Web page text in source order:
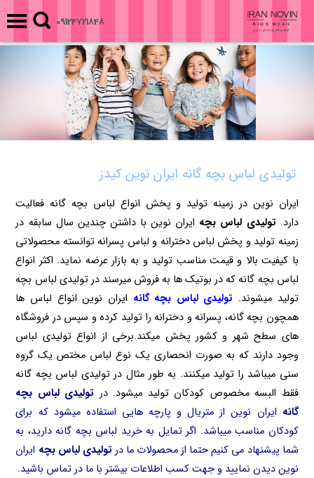
09124721848
تولیدی لباس بچه گانه ایران نوین کیدز
ایران نوین در زمینه تولید و پخش انواع لباس بچه گانه فعالیت
دارد. تولیدی لباس بچه ایران نوین با داشتن چندین سال سابقه در
زمینه تولید و پخش لباس دخترانه و لباس پسرانه توانسته محصولاتی
با کیفیت بالا و قیمت مناسب تولید و به بازار عرضه نماید. اکثر انواع
لباس بچه گانه که در بوتیک ها به فروش میرسند در تولیدی لباس بچه
تولید میشوند. تولیدی لباس بچه گانه ایران نوین انواع لباس ها
همچون بچه گانه، پسرانه و دخترانه را تولید کرده و سپس در فروشگاه
های سطح شهر و کشور پخش میکند.برخی از انواع تولیدی لباس
وجود دارند که به صورت انحصاری یک نوع لباس مختص یک گروه
سنی میباشد را تولید میکنند. به طور مثال در تولیدی لباس بچه گانه
فقط البسه مخصوص کودکان تولید میشود.در تولیدی لباس بچه
گانه ایران نوین از متریال و پارچه هایی استفاده میشود که برای
کودکان مناسب میباشد. اگر تمایل به خرید لباس بچه گانه دارید، به
شما پیشنهاد می کنیم حتما از محصولات ما در تولیدی لباس بچه ایران
نوین دیدن نمایید و جهت کسب اطلاعات بیشتر با ما در تماس باشید.